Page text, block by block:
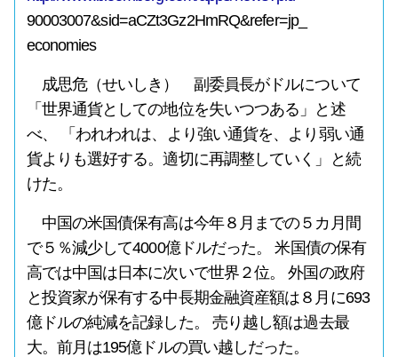
90003007&sid=aCZt3Gz2HmRQ&refer=jp_
economies
成思危（せいしき） 副委員長がドルについて
「世界通貨としての地位を失いつつある」と述
べ、 「われわれは、より強い通貨を、より弱い通
貨よりも選好する。適切に再調整していく」と続
けた。
中国の米国債保有高は今年８月までの５カ月間
で５％減少して4000億ドルだった。 米国債の保有
高では中国は日本に次いで世界２位。 外国の政府
と投資家が保有する中長期金融資産額は８月に693
億ドルの純減を記録した。 売り越し額は過去最
大。前月は195億ドルの買い越しだった。